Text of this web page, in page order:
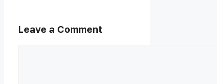
Leave a Comment